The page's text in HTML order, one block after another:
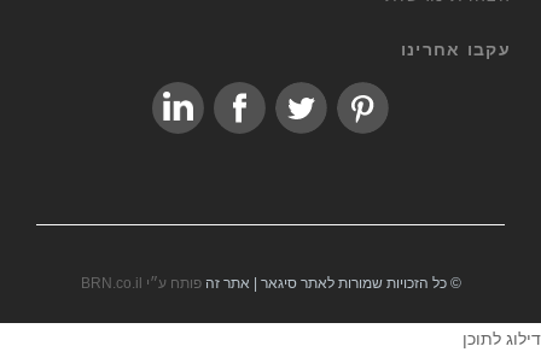
עקבו אחרינו
© כל הזכויות שמורות לאתר סיגאר | אתר זהפותח ע״י BRN.co.il
דילוג לתוכן